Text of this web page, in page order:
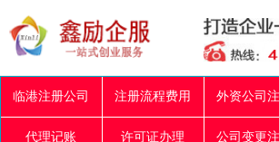
临港注册公司 注册流程费用 外资公司
代理记账 许可证办理 公司变更